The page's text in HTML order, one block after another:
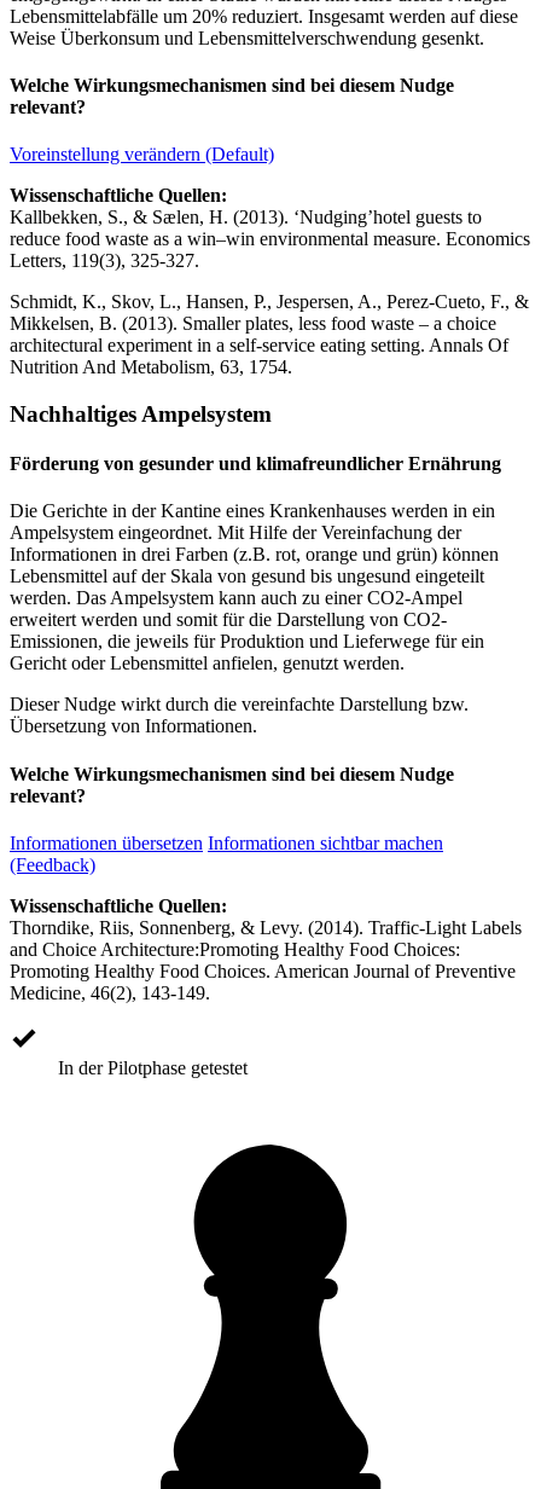
Lebensmittelabfälle um 20% reduziert. Insgesamt werden auf diese
Weise Überkonsum und Lebensmittelverschwendung gesenkt.
Welche Wirkungsmechanismen sind bei diesem Nudge
relevant?
Voreinstellung verändern (Default)
Wissenschaftliche Quellen:
Kallbekken, S., & Sælen, H. (2013). ‘Nudging’hotel guests to
reduce food waste as a win–win environmental measure. Economics
Letters, 119(3), 325-327.
Schmidt, K., Skov, L., Hansen, P., Jespersen, A., Perez-Cueto, F., &
Mikkelsen, B. (2013). Smaller plates, less food waste – a choice
architectural experiment in a self-service eating setting. Annals Of
Nutrition And Metabolism, 63, 1754.
Nachhaltiges Ampelsystem
Förderung von gesunder und klimafreundlicher Ernährung
Die Gerichte in der Kantine eines Krankenhauses werden in ein
Ampelsystem eingeordnet. Mit Hilfe der Vereinfachung der
Informationen in drei Farben (z.B. rot, orange und grün) können
Lebensmittel auf der Skala von gesund bis ungesund eingeteilt
werden. Das Ampelsystem kann auch zu einer CO2-Ampel
erweitert werden und somit für die Darstellung von CO2-
Emissionen, die jeweils für Produktion und Lieferwege für ein
Gericht oder Lebensmittel anfielen, genutzt werden.
Dieser Nudge wirkt durch die vereinfachte Darstellung bzw.
Übersetzung von Informationen.
Welche Wirkungsmechanismen sind bei diesem Nudge
relevant?
Informationen übersetzen Informationen sichtbar machen
(Feedback)
Wissenschaftliche Quellen:
Thorndike, Riis, Sonnenberg, & Levy. (2014). Traffic-Light Labels
and Choice Architecture:Promoting Healthy Food Choices:
Promoting Healthy Food Choices. American Journal of Preventive
Medicine, 46(2), 143-149.
In der Pilotphase getestet